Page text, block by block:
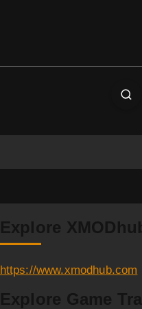
Explore
https://www.xmodhub.com
Explore Game